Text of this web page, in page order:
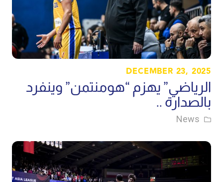
DECEMBER 23, 2025
الرياضي” يهزم “هومنتمن” وينفرد
بالصدارة ..
News